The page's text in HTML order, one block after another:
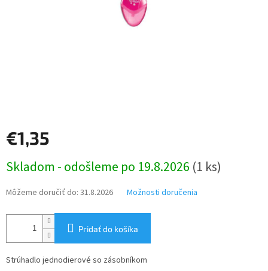
€1,35
cena:
Skladom - odošleme po 19.8.2026 (1 ks)
Môžeme doručiť do: 31.8.2026 Možnosti doručenia
Pridať do košíka
Strúhadlo jednodierové so zásobníkom